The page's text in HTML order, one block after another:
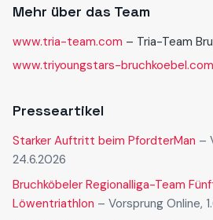
Mehr über das Team
www.tria-team.com – Tria-Team
www.triyoungstars-bruchkoebel.com
Presseartikel
Starker Auftritt beim PfordterMan –
24.6.2026
Bruchköbeler Regionalliga-Team
Löwentriathlon – Vorsprung Online,